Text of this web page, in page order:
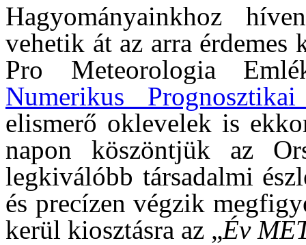
Hagyományainkhoz
vehetik át az arra
Pro Meteorologia
Numerikus
elismerő oklevelek is
napon köszöntjük az
legkiválóbb társadalmi
és precízen végzik
kerül kiosztásra az „Év